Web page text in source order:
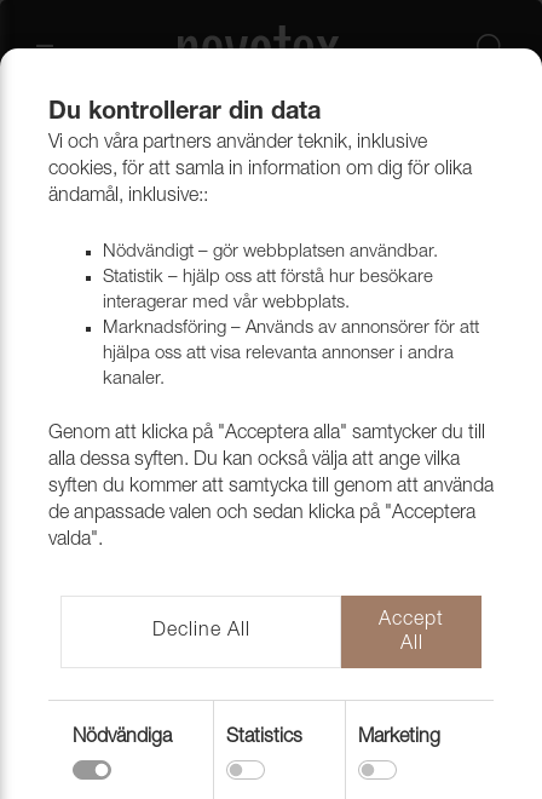
Beklädnadsmaterial Möbeltyger Alla möbeltyger
Tyg Eros 12 Denim
1008312
Du kontrollerar din data
Vi och våra partners använder teknik, inklusive
cookies, för att samla in information om dig för olika
ändamål, inklusive::
Nödvändigt – gör webbplatsen användbar.
Statistik – hjälp oss att förstå hur besökare
interagerar med vår webbplats.
Marknadsföring – Används av annonsörer för att
hjälpa oss att visa relevanta annonser i andra
kanaler.
Genom att klicka på "Acceptera alla" samtycker du till
alla dessa syften. Du kan också välja att ange vilka
syften du kommer att samtycka till genom att använda
de anpassade valen och sedan klicka på "Acceptera
valda".
Decline All
Accept
All
Nödvändiga Statistics Marketing